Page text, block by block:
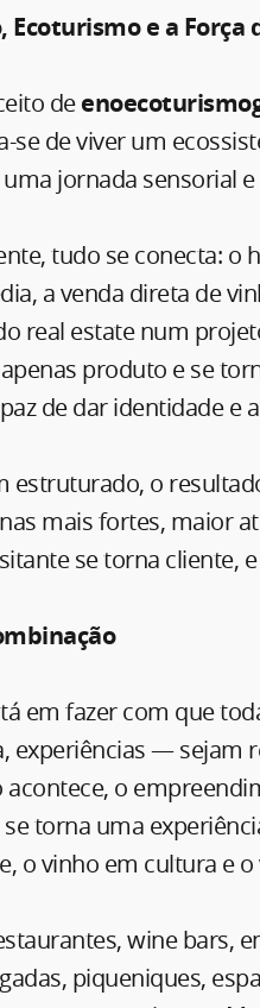
Ecoturismo e a Força
de
se de viver um
jornada sensorial
tudo se conecta: o
a venda direta de
real estate num
produto e se
de dar identidade e
estruturado, o
mais fortes, maior
se torna cliente,
em fazer com que
experiências — sejam
acontece, o
torna uma
o vinho em cultura e
wine bars,
piqueniques,